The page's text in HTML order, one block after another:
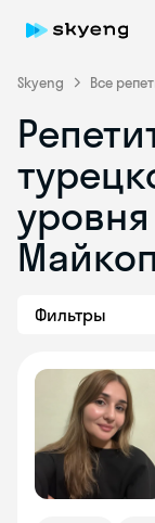
Skyeng Все
уровня
Фильтры